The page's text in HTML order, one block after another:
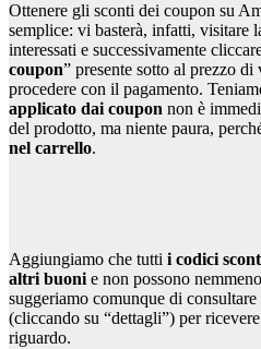
Ottenere gli sconti dei coupon su
semplice: vi basterà, infatti, visitare
interessati e successivamente
coupon” presente sotto al prezzo
procedere con il pagamento.
applicato dai coupon non è
del prodotto, ma niente paura,
nel carrello.
Aggiungiamo che tutti i codici
altri buonie non possono
suggeriamo comunque di
(cliccando su “dettagli”) per
riguardo.